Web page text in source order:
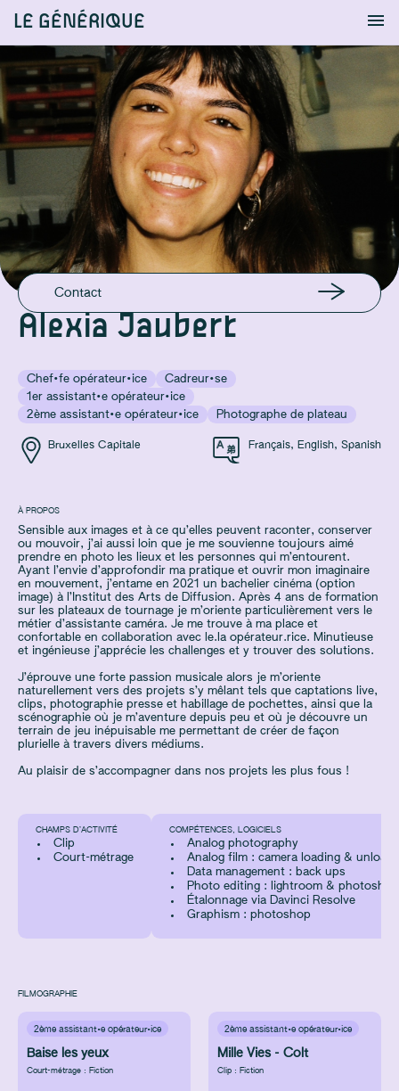
LE GÉNÉRIQUE
S'identifier Chercher
Bruxelles Capitale Français, English, Spanish
Alexia Jaubert
Chef·fe opérateur·ice
Cadreur·se
1er assistant·e opérateur·ice
2ème assistant·e opérateur·ice
Photographe de plateau
À PROPOS
Sensible aux images et à ce qu’elles peuvent raconter, conserver
ou mouvoir, j’ai aussi loin que je me souvienne toujours aimé
prendre en photo les lieux et les personnes qui m’entourent.
Ayant l’envie d’approfondir ma pratique et ouvrir mon imaginaire
en mouvement, j’entame en 2021 un bachelier cinéma (option
image) à l’Institut des Arts de Diffusion. Après 4 ans de formation
sur les plateaux de tournage je m’oriente particulièrement vers le
métier d’assistante caméra. Je me trouve à ma place et
confortable en collaboration avec le.la opérateur.rice. Minutieuse
et ingénieuse j’apprécie les challenges et y trouver des solutions.
J’éprouve une forte passion musicale alors je m’oriente
naturellement vers des projets s’y mêlant tels que captations live,
clips, photographie presse et habillage de pochettes, ainsi que la
scénographie où je m’aventure depuis peu et où je découvre un
terrain de jeu inépuisable me permettant de créer de façon
plurielle à travers divers médiums.
Au plaisir de s’accompagner dans nos projets les plus fous !
Instagram
jaubertalexia.pro@gmail.com
+32 485 43 79 56
Contact
CHAMPS D’ACTIVITÉ
Clip
Court-métrage
COMPÉTENCES, LOGICIELS
Analog photography
Analog film : camera loading &
Data management : back ups
Photo editing : lightroom & photoshop
Étalonnage via Davinci Resolve
Graphism : photoshop
FILMOGRAPHIE
2ème assistant·e opérateur·ice
Baise les yeux
Court-métrage : Fiction
2ème assistant·e opérateur·ice
Mille Vies - Colt
Clip : Fiction